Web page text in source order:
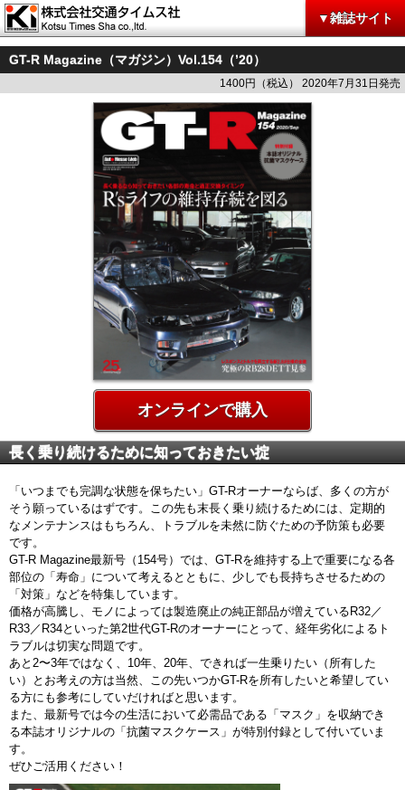
▼雑誌サイト
GT-R Magazine（マガジン）Vol.154（’20）
1400円（税込） 2020年7月31日発売
オンラインで購入
長く乗り続けるために知っておきたい掟
「いつまでも完調な状態を保ちたい」GT-Rオーナーならば、多くの方が
そう願っているはずです。この先も末長く乗り続けるためには、定期的
なメンテナンスはもちろん、トラブルを未然に防ぐための予防策も必要
です。
GT-R Magazine最新号（154号）では、GT-Rを維持する上で重要になる各
部位の「寿命」について考えるとともに、少しでも長持ちさせるための
「対策」などを特集しています。
価格が高騰し、モノによっては製造廃止の純正部品が増えているR32／
R33／R34といった第2世代GT-Rのオーナーにとって、経年劣化によるト
ラブルは切実な問題です。
あと2〜3年ではなく、10年、20年、できれば一生乗りたい（所有した
い）とお考えの方は当然、この先いつかGT-Rを所有したいと希望してい
る方にも参考にしていだければと思います。
また、最新号では今の生活において必需品である「マスク」を収納でき
る本誌オリジナルの「抗菌マスクケース」が特別付録として付いていま
す。
ぜひご活用ください！